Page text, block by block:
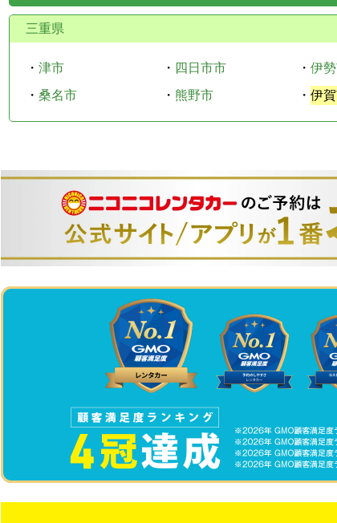
三重県
・ 津市 ・ 四日市市 ・ 伊
・ 桑名市 ・ 熊野市 ・ 伊